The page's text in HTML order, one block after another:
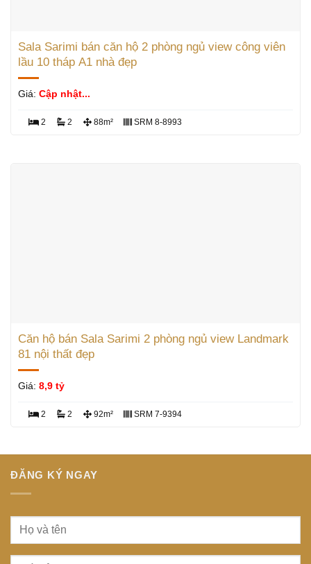
Sala Sarimi bán căn hộ 2 phòng ngủ view công viên
lầu 10 tháp A1 nhà đẹp
Giá: Cập nhật...
2 2 88m² SRM 8-8993
Căn hộ bán Sala Sarimi 2 phòng ngủ view Landmark
81 nội thất đẹp
Giá: 8,9 tỷ
2 2 92m² SRM 7-9394
ĐĂNG KÝ NGAY